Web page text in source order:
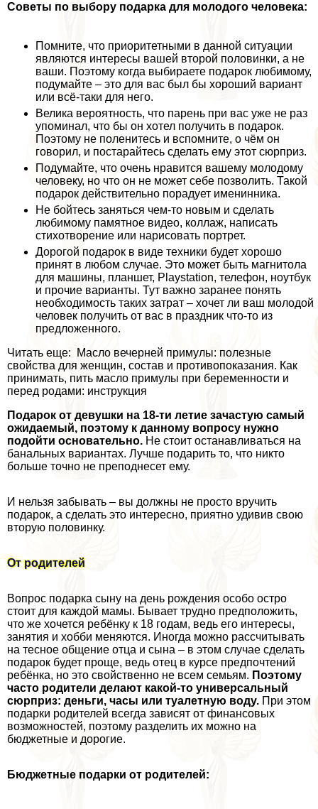
Советы по выбору подарка для молодого человека:
Помните, что приоритетными в данной ситуации
являются интересы вашей второй половинки, а не
ваши. Поэтому когда выбираете подарок любимому,
подумайте – это для вас был бы хороший вариант
или всё-таки для него.
Велика вероятность, что парень при вас уже не раз
упоминал, что бы он хотел получить в подарок.
Поэтому не поленитесь и вспомните, о чём он
говорил, и постарайтесь сделать ему этот сюрприз.
Подумайте, что очень нравится вашему молодому
человеку, но что он не может себе позволить. Такой
подарок действительно порадует именинника.
Не бойтесь заняться чем-то новым и сделать
любимому памятное видео, коллаж, написать
стихотворение или нарисовать портрет.
Дорогой подарок в виде техники будет хорошо
принят в любом случае. Это может быть магнитола
для машины, планшет, Playstation, телефон, ноутбук
и прочие варианты. Тут важно заранее понять
необходимость таких затрат – хочет ли ваш молодой
человек получить от вас в праздник что-то из
предложенного.
Читать еще: Масло вечерней примулы: полезные
свойства для женщин, состав и противопоказания. Как
принимать, пить масло примулы при беременности и
перед родами: инструкция
Подарок от дeвyшки на 18-ти летие зачастую самый
ожидаемый, поэтому к данному вопросу нужно
подойти основательно. Не стоит останавливаться на
бaнaльных вариантах. Лучше подарить то, что никто
больше точно не преподнесет ему.
И нельзя забывать – вы должны не просто вручить
подарок, а сделать это интересно, приятно удивив свою
вторую половинку.
От родителей
Вопрос подарка сыну на день рождения особо остро
стоит для каждой мамы. Бывает трудно предположить,
что же хочется ребёнку к 18 годам, ведь его интересы,
занятия и хобби меняются. Иногда можно рассчитывать
на тесное общение отца и сына – в этом случае сделать
подарок будет проще, ведь отец в курсе предпочтений
ребёнка, но это свойственно не всем семьям. Поэтому
часто родители делают какой-то универсальный
сюрприз: деньги, часы или туалетную воду. При этом
подарки родителей всегда зависят от финансовых
возможностей, поэтому разделить их можно на
бюджетные и дорогие.
Бюджетные подарки от родителей: